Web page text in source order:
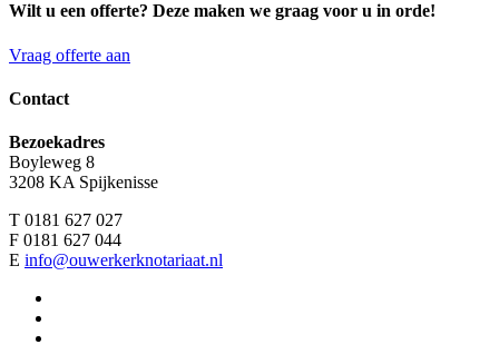
Wilt u een offerte? Deze maken we graag voor u in orde!
Vraag offerte aan
Contact
Bezoekadres
Boyleweg 8
3208 KA Spijkenisse
T 0181 627 027
F 0181 627 044
E info@ouwerkerknotariaat.nl